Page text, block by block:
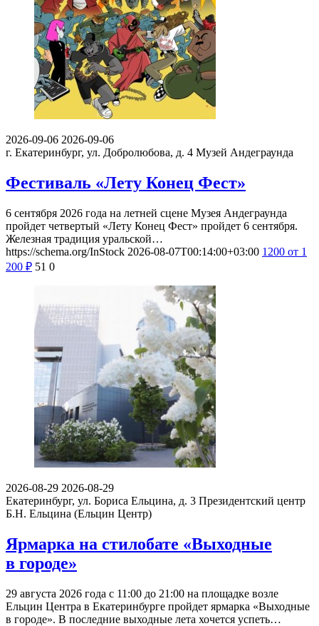
2026-09-06 2026-09-06
г. Екатеринбург, ул. Добролюбова, д. 4 Музей Андеграунда
Фестиваль «Лету Конец Фест»
6 сентября 2026 года на летней сцене Музея Андеграунда
пройдет четвертый «Лету Конец Фест» пройдет 6 сентября.
Железная традиция уральской…
https://schema.org/InStock 2026-08-07T00:14:00+03:00 1200 от 1
200 ₽ 51 0
2026-08-29 2026-08-29
Екатеринбург, ул. Бориса Ельцина, д. 3 Президентский центр
Б.Н. Ельцина (Ельцин Центр)
Ярмарка на стилобате «Выходные
в городе»
29 августа 2026 года с 11:00 до 21:00 на площадке возле
Ельцин Центра в Екатеринбурге пройдет ярмарка «Выходные
в городе». В последние выходные лета хочется успеть…